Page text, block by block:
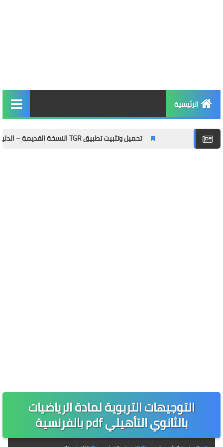
الرئيسية
تحميل وتثبيت تطبيق TGR النسخة القديمة – الدليل الشامل مع المميزات وطريقة التثبيت خطوة بخطوة
التوجيهات التربوية لمادة الرياضيات
بالثانوي التأهيلي pdf بالفرنسية